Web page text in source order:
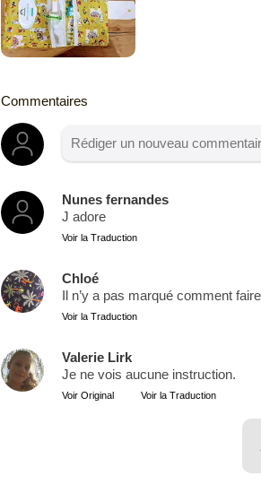
Commentaires
Nunes fernandes
J adore
Voir la Traduction
Chloé
Il n’y a pas marqué comment
Voir la Traduction
Valerie Lirk
Je ne vois aucune instruction.
Voir Original Voir la Traduction